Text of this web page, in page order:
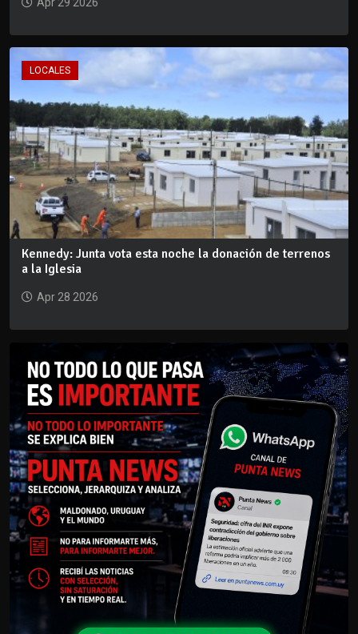
LOCALES
Kennedy: Junta vota esta noche la donación de terrenos
a la Iglesia
Apr 28 2026